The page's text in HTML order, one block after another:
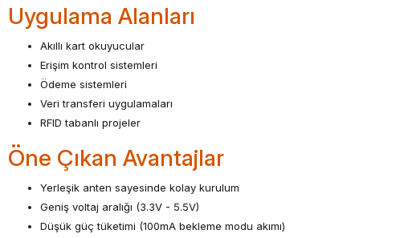
Uygulama Alanları
Akıllı kart okuyucular
Erişim kontrol sistemleri
Ödeme sistemleri
Veri transferi uygulamaları
RFID tabanlı projeler
Öne Çıkan Avantajlar
Yerleşik anten sayesinde kolay kurulum
Geniş voltaj aralığı (3.3V - 5.5V)
Düşük güç tüketimi (100mA bekleme modu akımı)